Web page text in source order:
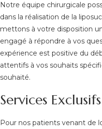
Notre équipe chirurgicale
dans la réalisation de la
mettons à votre disposition
engagé à répondre à vos
expérience est positive du
attentifs à vos souhaits
souhaité.
Services
Pour nos patients venant de